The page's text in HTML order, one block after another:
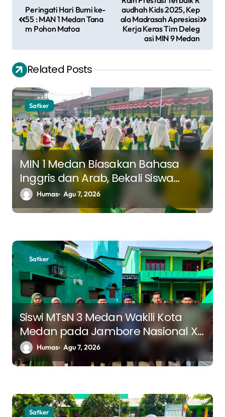
a
i
g
a
s
i
p
o
Peringati Hari Bumi ke-
55 : MAN 1 Medan Tana
m Pohon Matoa
audhah Kids 2025, Kep
ala Madrasah Apresiasi
Kerja Keras Tim Deleg
asi MIN 9 Medan
Related Posts
Satker
MIN 1 Medan Biasakan Bahasa
Inggris dan Arab, Bekali Siswa
Hadapi Tantangan Masa Depan
Humas Agu 7, 2026
Satker
Siswi MTsN 3 Medan Wakili Kota
Medan pada Jambore Nasional XII
Tahun 2026
Humas Agu 7, 2026
Satker